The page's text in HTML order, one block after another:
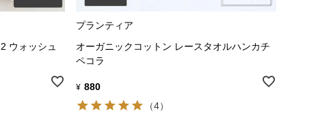
ウォッシュ
プランティア
オーガニックコットン レースタオルハンカチ
ペコラ
¥ 880
（4）